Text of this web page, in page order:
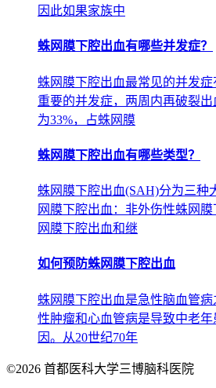
因此如果家族中
蛛网膜下腔出血有哪些并发症？
蛛网膜下腔出血最常见的并发
重要的并发症，两周内再破裂
为33%，占蛛网膜
蛛网膜下腔出血有哪些类型？
蛛网膜下腔出血(SAH)分为三种
网膜下腔出血：非外伤性蛛网
网膜下腔出血和继
如何预防蛛网膜下腔出血
蛛网膜下腔出血是急性脑血管
性肿瘤和心血管病是导致中老
因。从20世纪70年
©2026 首都医科大学三博脑科医院